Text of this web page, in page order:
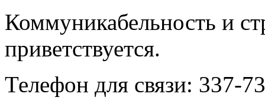
Коммуникабельность и
приветствуется.
Телефон для связи: 337-